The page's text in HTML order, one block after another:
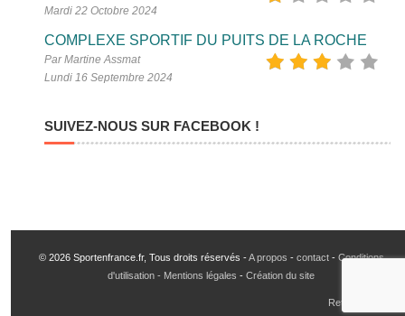
Mardi 22 Octobre 2024
COMPLEXE SPORTIF DU PUITS DE LA ROCHE
Par Martine Assmat
Lundi 16 Septembre 2024
SUIVEZ-NOUS SUR FACEBOOK !
© 2026 Sportenfrance.fr, Tous droits réservés -A propos - contact- Conditions
d'utilisation - Mentions légales - Création du site
Retour en haut